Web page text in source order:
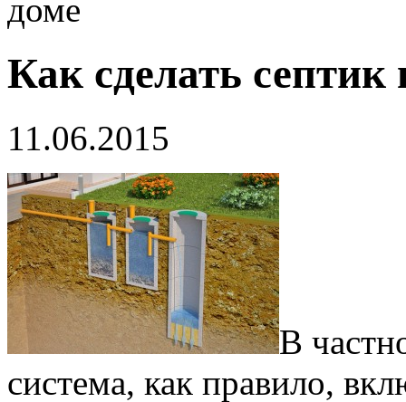
доме
Как сделать септик
11.06.2015
В
система, как правило,